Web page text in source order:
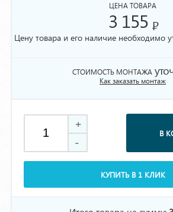
ЦЕНА ТОВАРА
3 155 Р
Цену товара и его наличие необходимо
СТОИМОСТЬ МОНТАЖА
Как заказать монтаж
+
-
В
КУПИТЬ В 1 КЛИК